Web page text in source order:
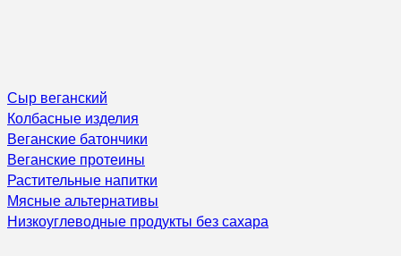
Сыр веганский
Колбасные изделия
Веганские батончики
Веганские протеины
Растительные напитки
Мясные альтернативы
Низкоуглеводные продукты без сахара